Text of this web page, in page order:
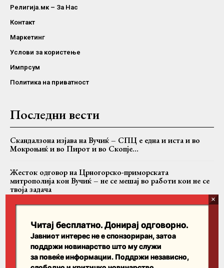
Религија.мк – За Нас
Контакт
Маркетинг
Услови за користење
Импрсум
Политика на приватност
Последни вести
Скандалзона изјава на Вучиќ – СПЦ е една и иста и во
Мокроњиќ и во Пирот и во Скопје…
Жесток одговор на Црногорско-приморската
митрополија кон Вучиќ – не се мешај во работи кои не се
твоја задача
или само со критичарот?
Пребарајте
Читај бесплатно. Донирај одговорно.
Јавниот интерес не е спонзориран, затоа
поддржи новинарство што му служи
за повеќе информации. Поддржи независно,